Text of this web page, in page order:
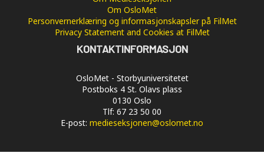
Om OsloMet
Personvernerklæring og informasjonskapsler på FilMet
Privacy Statement and Cookies at FilMet
KONTAKTINFORMASJON
OsloMet - Storbyuniversitetet
Postboks 4 St. Olavs plass
0130 Oslo
Tlf: 67 23 50 00
E-post: medieseksjonen@oslomet.no